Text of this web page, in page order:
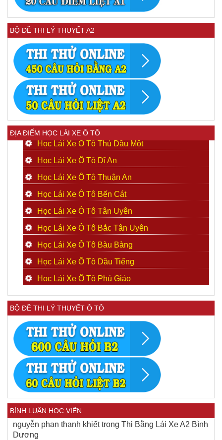
BỘ ĐỀ THI LÝ THUYẾT A2
ĐỊA ĐIỂM HỌC LÁI XE Ô TÔ
Học Lái Xe Ô Tô Thủ Dầu Một
Học Lái Xe Ô Tô Dĩ An
Học Lái Xe Ô Tô Thuận An
Học Lái Xe Ô Tô Bến Cát
Học Lái Xe Ô Tô Tân Uyên
Học Lái Xe Ô Tô Bắc Tân Uyên
Học Lái Xe Ô Tô Bàu Bàng
Học Lái Xe Ô Tô Dầu Tiếng
Học Lái Xe Ô Tô Phú Giáo
BỘ ĐỀ THI LÝ THUYẾT Ô TÔ
BÌNH LUẬN HỌC VIÊN
nguyễn phan thanh khiếttrong Thi Bằng Lái Xe A2 Bình
Dương